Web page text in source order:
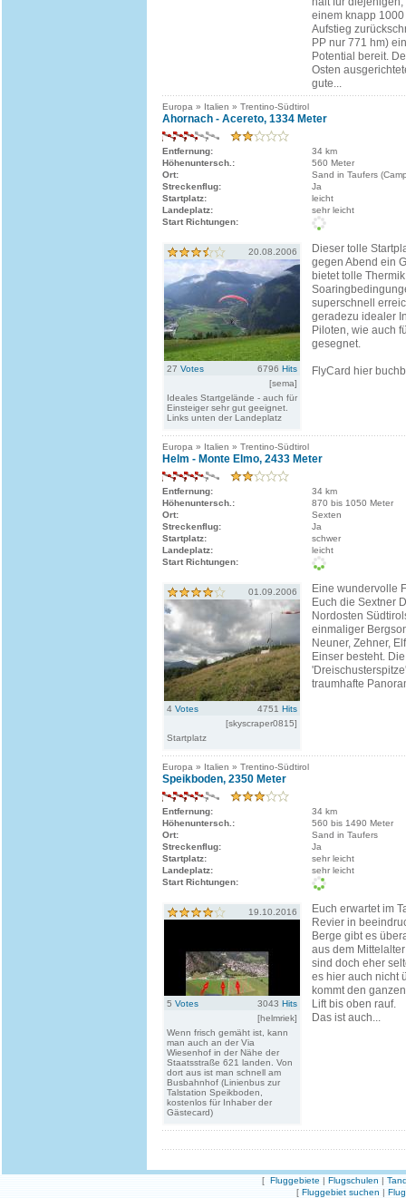
einem knapp
Aufstieg
PP nur 771 hm)
Potential bereit.
Osten
gute...
Europa » Italien » Trentino-Südtirol
Ahornach - Acereto, 1334 Meter
Entfernung:
34 km
Höhenuntersch.:
560 Meter
Ort:
Sand in Taufers
Streckenflug:
Ja
Startplatz:
leicht
Landeplatz:
sehr leicht
Start Richtungen:
20.08.2006
27 Votes 6796 Hits
[sema]
Ideales Startgelände - auch für
Einsteiger sehr gut geeignet.
Links unten der Landeplatz
Dieser tolle
gegen Abend ein
bietet tolle
superschnell
geradezu idealer
Piloten, wie auch
gesegnet.
FlyCard hier
Europa » Italien » Trentino-Südtirol
Helm - Monte Elmo, 2433 Meter
Entfernung:
34 km
Höhenuntersch.:
870 bis 1050 Meter
Ort:
Sexten
Streckenflug:
Ja
Startplatz:
schwer
Landeplatz:
leicht
Start Richtungen:
01.09.2006
4 Votes 4751 Hits
[skyscraper0815]
Startplatz
Eine wundervolle
Euch die Sextner
Nordosten
einmaliger
Neuner, Zehner,
Einser besteht. Die
traumhafte
Europa » Italien » Trentino-Südtirol
Speikboden, 2350 Meter
Entfernung:
34 km
Höhenuntersch.:
560 bis 1490 Meter
Ort:
Sand in Taufers
Streckenflug:
Ja
Startplatz:
sehr leicht
Landeplatz:
sehr leicht
Start Richtungen:
19.10.2016
5 Votes 3043 Hits
[helmriek]
Wenn frisch gemäht ist, kann
man auch an der Via
Wiesenhof in der Nähe der
Staatsstraße 621 landen. Von
dort aus ist man schnell am
Busbahnhof (Linienbus zur
Talstation Speikboden,
kostenlos für Inhaber der
Gästecard)
Euch erwartet im
Revier in
Berge gibt es
aus dem
sind doch eher
es hier auch nicht
kommt den
Lift bis oben rauf.
Das ist auch...
[ Fluggebiete | Flugschulen |
[ Fluggebiet suchen |